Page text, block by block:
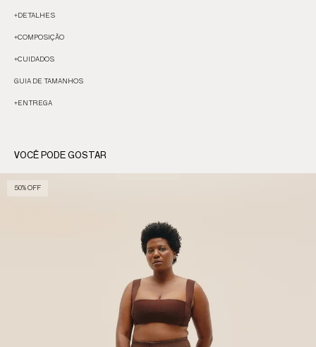
+DETALHES
+COMPOSIÇÃO
+CUIDADOS
GUIA DE TAMANHOS
+ENTREGA
VOCÊ PODE GOSTAR
50% OFF